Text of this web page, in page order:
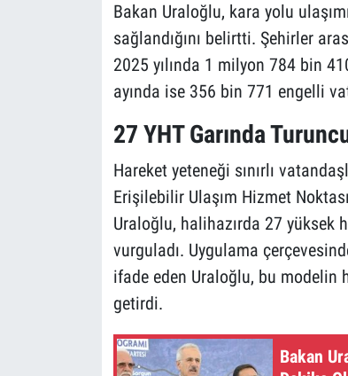
Bakan Uraloğlu, kara yolu
sağlandığını belirtti. Şehirler
2025 yılında 1 milyon 784 bin
ayında ise 356 bin 771 engelli
27 YHT Garında
Hareket yeteneği sınırlı
Erişilebilir Ulaşım Hizmet
Uraloğlu, halihazırda 27 yüksek
vurguladı. Uygulama
ifade eden Uraloğlu, bu modelin
getirdi.
Bakan